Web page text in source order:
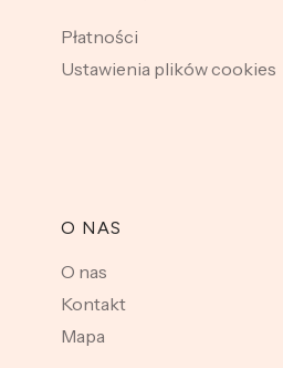
Płatności
Ustawienia plików cookies
O NAS
O nas
Kontakt
Mapa